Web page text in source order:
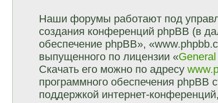
Наши форумы работают под
создания конференций phpBB (в
обеспечение phpBB»,
выпущенного по лицензии «
Скачать его можно по адресу
программного обеспечения phpBB
поддержкой интернет-